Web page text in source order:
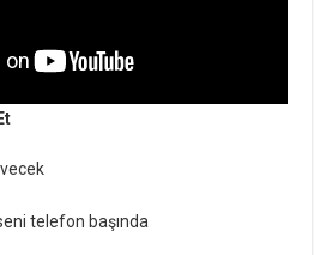
telefon başında